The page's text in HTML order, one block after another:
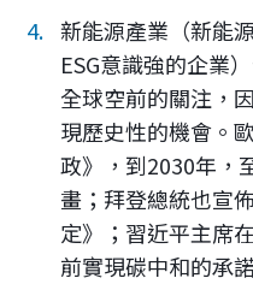
新能源產業（新能
ESG意識強的企業
全球空前的關注，
現歷史性的機會。
政》，到2030年，
畫；拜登總統也宣
定》；習近平主席
前實現碳中和的承